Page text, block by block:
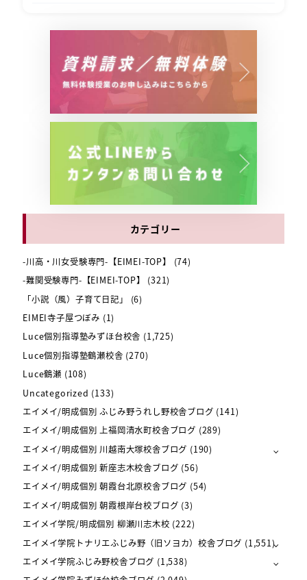
カテゴリー
-川高・川女受験専門-【EIMEI-TOP】
(74)
-難関受験専門-【EIMEI-TOP】
(321)
「小説（風）子育て日記」
(6)
EIMEI寺子屋つぼみ (1)
Luce個別指導塾みずほ台校舎 (1,725)
Luce個別指導塾鶴瀬校舎 (270)
Luce鶴瀬 (108)
Uncategorized (133)
エイメイ/明成個別 ふじみ野うれし野校舎ブログ (141)
エイメイ/明成個別 上福岡清水町校舎ブログ (289)
エイメイ/明成個別 川越南大塚校舎ブログ (190)
エイメイ/明成個別 新座志木校舎ブログ (56)
エイメイ/明成個別 朝霞台北原校舎ブログ (54)
エイメイ/明成個別 朝霞根岸台校ブログ (3)
エイメイ学院/明成個別 柳瀬川志木校 (222)
エイメイ学院トナリエふじみ野（旧ソヨカ）校舎ブログ (1,551)
エイメイ学院ふじみ野校舎ブログ (1,538)